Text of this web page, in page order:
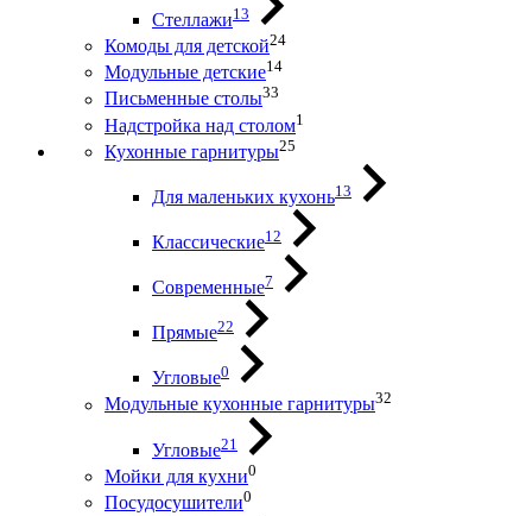
Стеллажи13
Комоды для детской24
Модульные детские14
Письменные столы33
Надстройка над столом1
Кухонные гарнитуры25
Для маленьких кухонь13
Классические12
Современные7
Прямые22
Угловые0
Модульные кухонные гарнитуры32
Угловые21
Мойки для кухни0
Посудосушители0